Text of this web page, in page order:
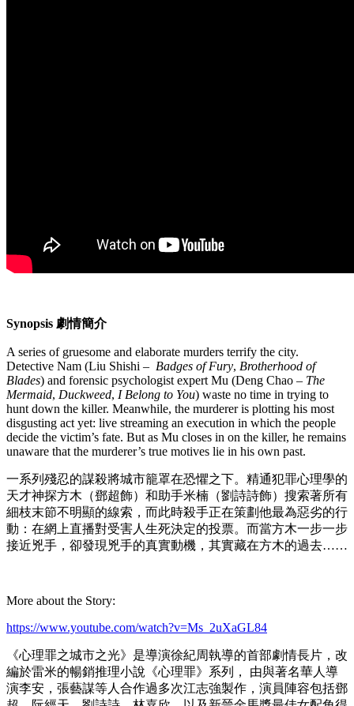
Synopsis 劇情簡介
A series of gruesome and elaborate murders terrify the city.
Detective Nam (Liu Shishi – Badges of Fury, Brotherhood of
Blades) and forensic psychologist expert Mu (Deng Chao – The
Mermaid, Duckweed, I Belong to You) waste no time in trying to
hunt down the killer. Meanwhile, the murderer is plotting his most
disgusting act yet: live streaming an execution in which the people
decide the victim’s fate. But as Mu closes in on the killer, he remains
unaware that the murderer’s true motives lie in his own past.
一系列殘忍的謀殺將城市籠罩在恐懼之下。精通犯罪心理學的
天才神探方木（鄧超飾）和助手米楠（劉詩詩飾）搜索著所有
細枝末節不明顯的線索，而此時殺手正在策劃他最為惡劣的行
動：在網上直播對受害人生死決定的投票。而當方木一步一步
接近兇手，卻發現兇手的真實動機，其實藏在方木的過去……
More about the Story:
https://www.youtube.com/watch?v=Ms_2uXaGL84
《心理罪之城市之光》是導演徐紀周執導的首部劇情長片，改
編於雷米的暢銷推理小說《心理罪》系列， 由與著名華人導
演李安，張藝謀等人合作過多次江志強製作，演員陣容包括鄧